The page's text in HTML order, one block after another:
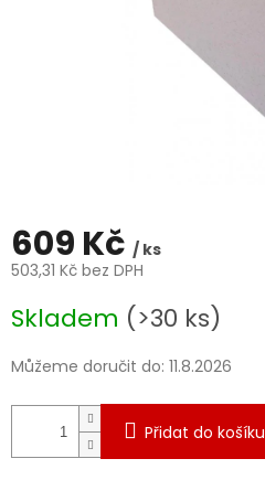
609 Kč / ks
503,31 Kč bez DPH
cena:
Skladem (>30 ks)
Můžeme doručit do: 11.8.2026
Přidat do košíku